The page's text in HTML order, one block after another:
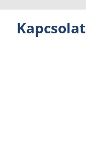
Kapcsolat